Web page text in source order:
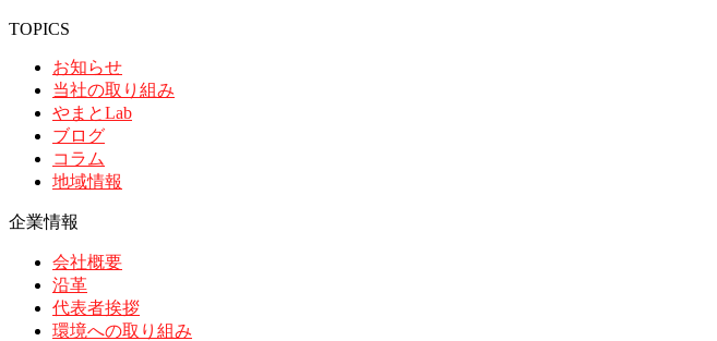
TOPICS
お知らせ
当社の取り組み
やまとLab
ブログ
コラム
地域情報
企業情報
会社概要
沿革
代表者挨拶
環境への取り組み